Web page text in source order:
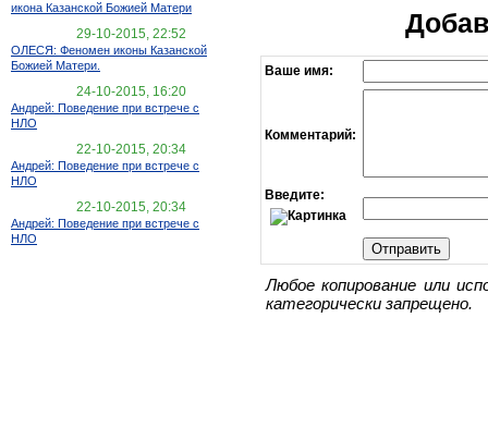
икона Казанской Божией Матери
29-10-2015, 22:52
ОЛЕСЯ: Феномен иконы Казанской
Божией Матери.
24-10-2015, 16:20
Андрей: Поведение при встрече с
НЛО
22-10-2015, 20:34
Андрей: Поведение при встрече с
НЛО
22-10-2015, 20:34
Андрей: Поведение при встрече с
НЛО
Ваше имя:
Комментарий:
Введите:
Любое копирование или
категорически запрещено.